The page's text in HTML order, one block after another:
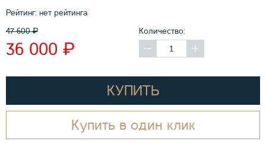
Рейтинг: нет рейтинга
47 600₽
36 000 ₽
Количество:
КУПИТЬ
Купить в один клик